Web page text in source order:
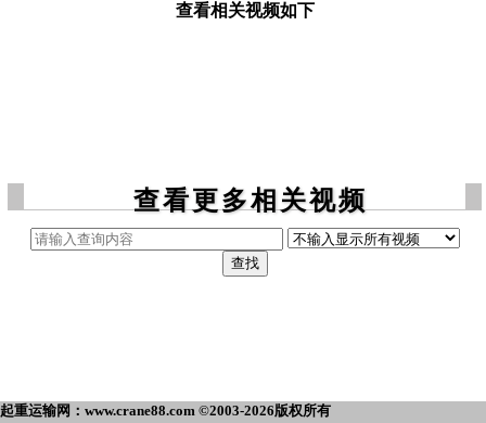
查看相关视频如下
查看更多相关视频
起重运输网：www.crane88.com ©2003-2026版权所有